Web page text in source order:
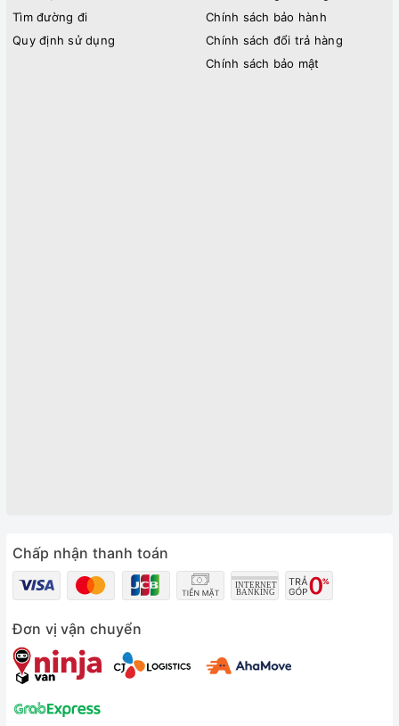
Tìm đường đi
Quy định sử dụng
Chính sách bảo hành
Chính sách đổi trả hàng
Chính sách bảo mật
Chấp nhận thanh toán
Đơn vị vận chuyển